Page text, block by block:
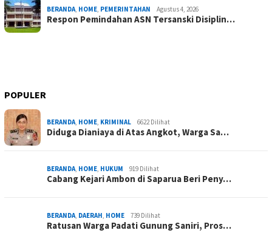
BERANDA, HOME, PEMERINTAHAN Agustus 4, 2026
Respon Pemindahan ASN Tersanski Disiplin…
POPULER
BERANDA, HOME, KRIMINAL 6622 Dilihat
Diduga Dianiaya di Atas Angkot, Warga Sa…
BERANDA, HOME, HUKUM 919 Dilihat
Cabang Kejari Ambon di Saparua Beri Peny…
BERANDA, DAERAH, HOME 739 Dilihat
Ratusan Warga Padati Gunung Saniri, Pros…